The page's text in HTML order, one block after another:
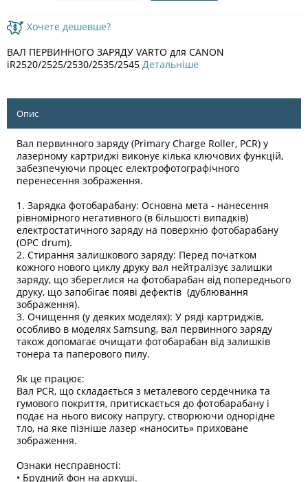
Хочете дешевше?
ВАЛ ПЕРВИННОГО ЗАРЯДУ VARTO для CANON
iR2520/2525/2530/2535/2545 Детальніше
Опис
Вал первинного заряду (Primary Charge Roller, PCR) у
лазерному картриджі виконує кілька ключових функцій,
забезпечуючи процес електрофотографічного
перенесення зображення.
1. Зарядка фотобарабану: Основна мета - нанесення
рівномірного негативного (в більшості випадків)
електростатичного заряду на поверхню фотобарабану
(OPC drum).
2. Стирання залишкового заряду: Перед початком
кожного нового циклу друку вал нейтралізує залишки
заряду, що збереглися на фотобарабан від попереднього
друку, що запобігає появі дефектів (дублювання
зображення).
3. Очищення (у деяких моделях): У ряді картриджів,
особливо в моделях Samsung, вал первинного заряду
також допомагає очищати фотобарабан від залишків
тонера та паперового пилу.
Як це працює:
Вал PCR, що складається з металевого сердечника та
гумового покриття, притискається до фотобарабану і
подає на нього високу напругу, створюючи однорідне
тло, на яке пізніше лазер «наносить» приховане
зображення.
Ознаки несправності:
• Брудний фон на аркуші.